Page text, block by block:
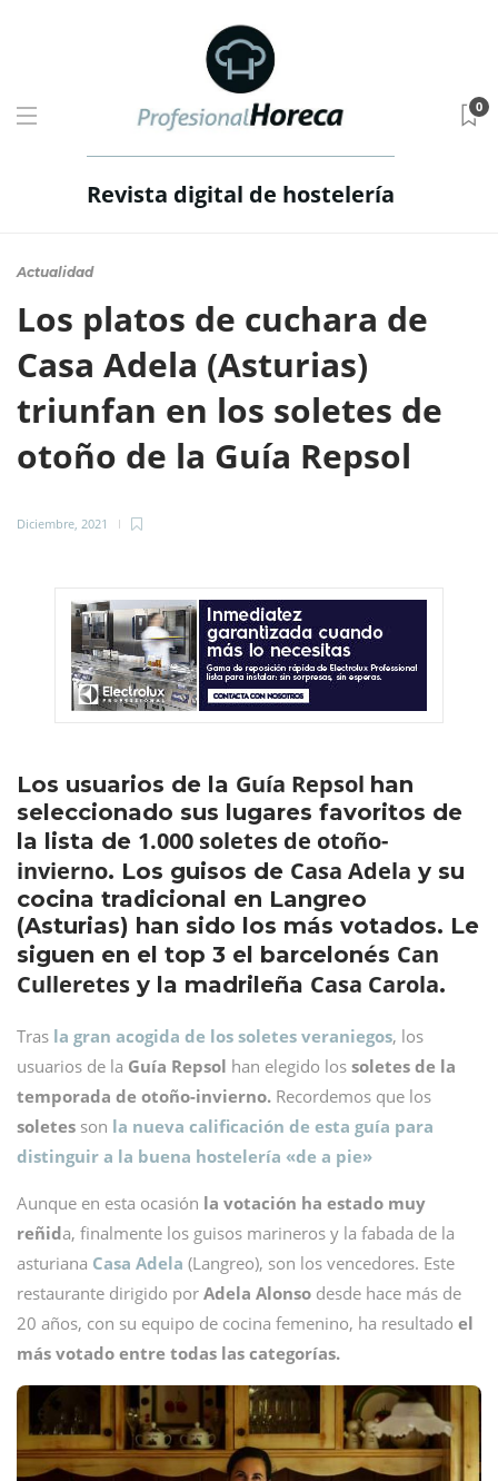
Revista digital de hostelería
0
Actualidad
Los platos de cuchara de
Casa Adela (Asturias)
triunfan en los soletes de
otoño de la Guía Repsol
Diciembre, 2021
Los usuarios de la Guía Repsol han
seleccionado sus lugares favoritos de
la lista de 1.000 soletes de otoño-
invierno. Los guisos de Casa Adela y su
cocina tradicional en Langreo
(Asturias) han sido los más votados. Le
siguen en el top 3 el barcelonés Can
Culleretes y la madrileña Casa Carola.
Tras la gran acogida de los soletes veraniegos, los
usuarios de la Guía Repsol han elegido los soletes de la
temporada de otoño-invierno. Recordemos que los
soletes son la nueva calificación de esta guía para
distinguir a la buena hostelería «de a pie»
Aunque en esta ocasión la votación ha estado muy
reñida, finalmente los guisos marineros y la fabada de la
asturiana Casa Adela (Langreo), son los vencedores. Este
restaurante dirigido por Adela Alonso desde hace más de
20 años, con su equipo de cocina femenino, ha resultado el
más votado entre todas las categorías.